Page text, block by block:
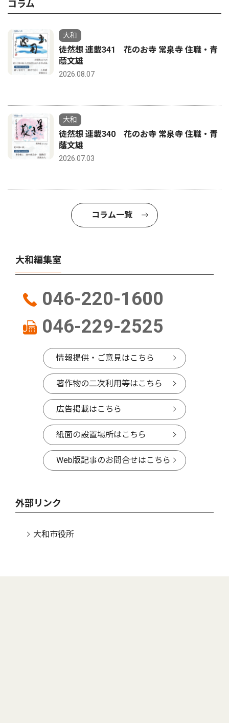
コラム
大和
徒然想 連載341 花のお寺 常泉寺 住職・青
蔭文雄
2026.08.07
大和
徒然想 連載340 花のお寺 常泉寺 住職・青
蔭文雄
2026.07.03
コラム一覧
大和編集室
046-220-1600
046-229-2525
情報提供・ご意見はこちら
著作物の二次利用等はこちら
広告掲載はこちら
紙面の設置場所はこちら
Web版記事のお問合せはこちら
外部リンク
大和市役所